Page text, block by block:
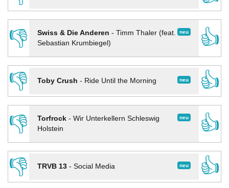
👎
neu
Swiss & Die Anderen - Timm Thaler (feat.
Sebastian Krumbiegel)
👍
👎
neu
Toby Crush - Ride Until the Morning
👍
👎
neu
Torfrock- Wir Unterkellern Schleswig
Holstein
👍
👎
neu
TRVB 13- Social Media
👍